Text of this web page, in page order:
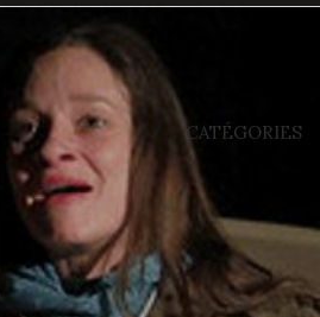
CATÉGORIES